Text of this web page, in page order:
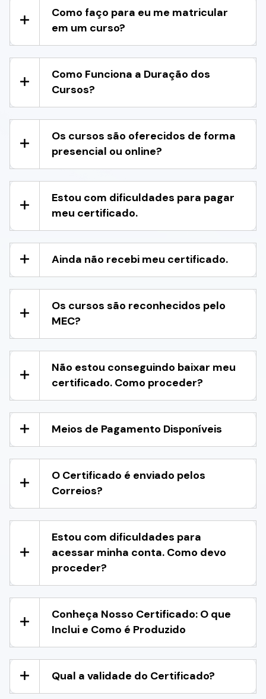
Como faço para eu me matricular
em um curso?
Como Funciona a Duração dos
Cursos?
Os cursos são oferecidos de forma
presencial ou online?
Estou com dificuldades para pagar
meu certificado.
Ainda não recebi meu certificado.
Os cursos são reconhecidos pelo
MEC?
Não estou conseguindo baixar meu
certificado. Como proceder?
Meios de Pagamento Disponíveis
O Certificado é enviado pelos
Correios?
Estou com dificuldades para
acessar minha conta. Como devo
proceder?
Conheça Nosso Certificado: O que
Inclui e Como é Produzido
Qual a validade do Certificado?